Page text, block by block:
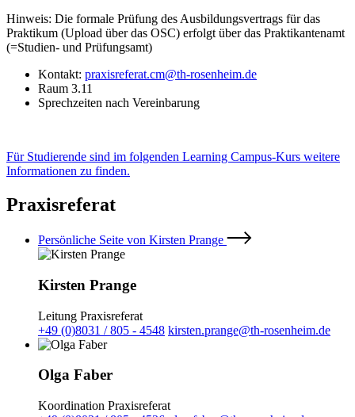
Hinweis: Die formale Prüfung des Ausbildungsvertrags für das
Praktikum (Upload über das OSC) erfolgt über das Praktikantenamt
(=Studien- und Prüfungsamt)
Kontakt: praxisreferat.cm@th-rosenheim.de
Raum 3.11
Sprechzeiten nach Vereinbarung
Für Studierende sind im folgenden Learning Campus-Kurs weitere
Informationen zu finden.
Praxisreferat
Persönliche Seite von Kirsten Prange
Kirsten Prange
Leitung Praxisreferat
+49 (0)8031 / 805 - 4548 kirsten.prange@th-rosenheim.de
Olga Faber
Koordination Praxisreferat